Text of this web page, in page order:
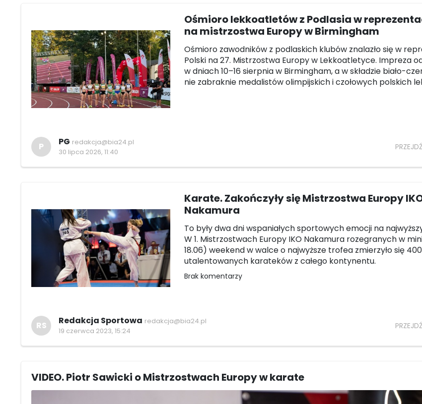
Ośmioro lekkoatletów z Podlasia w
na mistrzostwa Europy w Birmingham
Ośmioro zawodników z podlaskich klubów znalazło się w
Polski na 27. Mistrzostwa Europy w Lekkoatletyce. Impreza
w dniach 10–16 sierpnia w Birmingham, a w składzie biało-
nie zabraknie medalistów olimpijskich i czołowych polskich
P PG redakcja@bia24.pl
30 lipca 2026, 11:40
Karate. Zakończyły się Mistrzostwa Europy
Nakamura
To były dwa dni wspaniałych sportowych emocji na
W 1. Mistrzostwach Europy IKO Nakamura rozegranych w
18.06) weekend w walce o najwyższe trofea zmierzyło się
utalentowanych karateków z całego kontynentu.
Brak komentarzy
RS Redakcja Sportowa redakcja@bia24.pl
19 czerwca 2023, 15:24
VIDEO. Piotr Sawicki o Mistrzostwach Europy w karate